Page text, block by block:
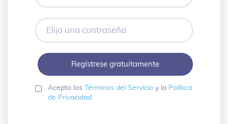
electrónico
Elija
una
contraseña
Acepto los Términos del Servicioy la Política
de Privacidad